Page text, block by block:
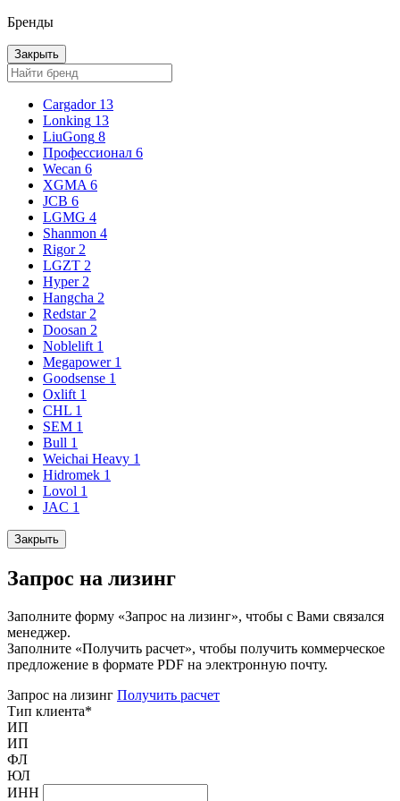
Бренды
Закрыть
Cargador 13
Lonking 13
LiuGong 8
Профессионал 6
Wecan 6
XGMA 6
JCB 6
LGMG 4
Shanmon 4
Rigor 2
LGZT 2
Hyper 2
Hangcha 2
Redstar 2
Doosan 2
Noblelift 1
Megapower 1
Goodsense 1
Oxlift 1
CHL 1
SEM 1
Bull 1
Weichai Heavy 1
Hidromek 1
Lovol 1
JAC 1
Закрыть
Запрос на лизинг
Заполните форму «Запрос на лизинг», чтобы с Вами связался
менеджер.
Заполните «Получить расчет», чтобы получить коммерческое
предложение в формате PDF на электронную почту.
Запрос на лизинг Получить расчет
Тип клиента*
ИП
ИП
ФЛ
ЮЛ
ИНН